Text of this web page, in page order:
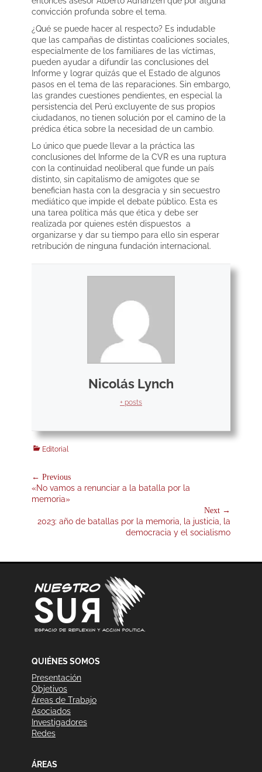
convicción profunda sobre el tema.
¿Qué se puede hacer al respecto? Es indudable
que las campañas de distintas coaliciones sociales,
especialmente de los familiares de las víctimas,
pueden ayudar a difundir las conclusiones del
Informe y lograr quizás que el Estado de algunos
pasos en el tema de las reparaciones. Sin embargo,
las grandes cuestiones pendientes, en especial la
persistencia del Perú excluyente de sus propios
ciudadanos, no tienen solución por el camino de la
prédica ética sobre la necesidad de un cambio.
Lo único que puede llevar a la práctica las
conclusiones del Informe de la CVR es una ruptura
con la continuidad neoliberal que funde un país
distinto, sin capitalismo de amigotes que se
benefician hasta con la desgracia y sin secuestro
mediático que impide el debate público. Esta es
una tarea política más que ética y debe ser
realizada por quienes estén dispuestos a
organizarse y dar su tiempo para ello sin esperar
retribución de ninguna fundación internacional.
Nicolás Lynch
+ posts
Categories
Editorial
Navegación
de
← Previous
Previous
post:
«No vamos a renunciar a la batalla por la
memoria»
Next →
Next
2023: año de batallas por la memoria, la justicia, la
democracia y el socialismo
QUIÉNES SOMOS
Presentación
Objetivos
Áreas de Trabajo
Asociados
Investigadores
Redes
ÁREAS